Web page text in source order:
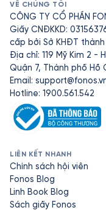
VỀ CHÚNG TÔI
CÔNG TY CỔ PHẦN
Giấy CNĐKKD:
cấp bởi Sở KHĐT thành
Địa chỉ: 119 Mỹ Kim 2 -
Quận 7, Thành phố Hồ
Email:
Hotline: 1900.561.542
LIÊN KẾT NHANH
Chính sách hội viên
Fonos Blog
Linh Book Blog
Sách giấy Fonos